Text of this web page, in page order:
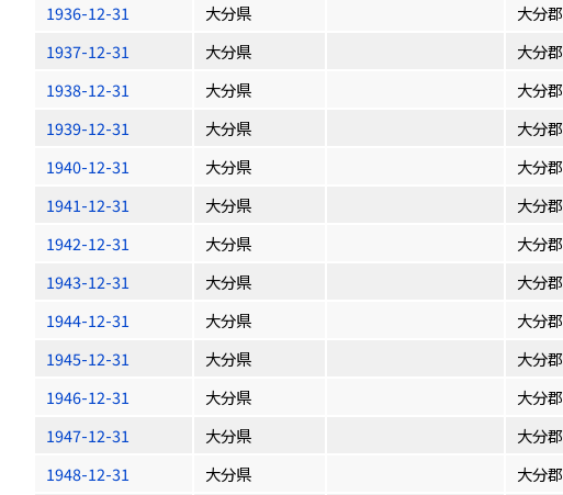
1936-12-31
大分県 大分郡
1937-12-31
大分県 大分郡
1938-12-31
大分県 大分郡
1939-12-31
大分県 大分郡
1940-12-31
大分県 大分郡
1941-12-31
大分県 大分郡
1942-12-31
大分県 大分郡
1943-12-31
大分県 大分郡
1944-12-31
大分県 大分郡
1945-12-31
大分県 大分郡
1946-12-31
大分県 大分郡
1947-12-31
大分県 大分郡
1948-12-31
大分県 大分郡